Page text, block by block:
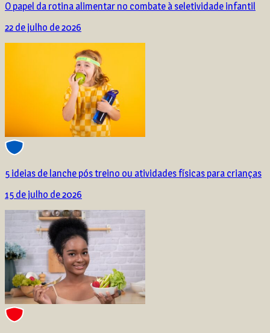
O papel da rotina alimentar no combate à seletividade infantil
22 de julho de 2026
5 ideias de lanche pós treino ou atividades físicas para crianças
15 de julho de 2026